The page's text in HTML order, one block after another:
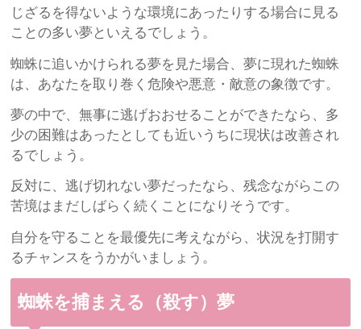
じざるを得ないような環境にあったりする場合に見る
ことの多い夢といえるでしょう。
蜘蛛に追いかけられる夢を見た場合、夢に現れた蜘蛛
は、あなたを取り巻く危険や悪意・敵意の象徴です。
夢の中で、無事に逃げおおせることができたなら、多
少の困難はあったとしても近いうちに現状は改善され
るでしょう。
反対に、逃げ切れない夢だったなら、残念ながらこの
苦境はまだしばらく続くことになりそうです。
自分を守ることを最優先に考えながら、状況を打開す
るチャンスをうかがいましょう。
蜘蛛を捕まえる（殺す）夢